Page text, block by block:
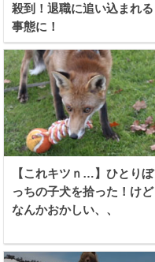
殺到！退職に追い込まれる
事態に！
【これキツｎ…】ひとりぼ
っちの子犬を拾った！けど
なんかおかしい、、